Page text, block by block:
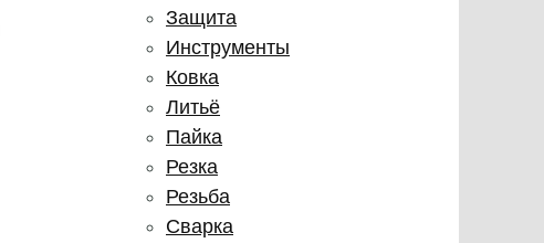
Защита
Инструменты
Ковка
Литьё
Пайка
Резка
Резьба
Сварка